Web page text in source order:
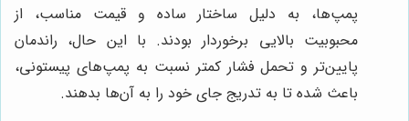
پمپ‌ها، به دلیل ساختار ساده و قیمت مناسب، از
محبوبیت بالایی برخوردار بودند. با این حال، راندمان
پایین‌تر و تحمل فشار کمتر نسبت به پمپ‌های پیستونی،
باعث شده تا به تدریج جای خود را به آن‌ها بدهند.